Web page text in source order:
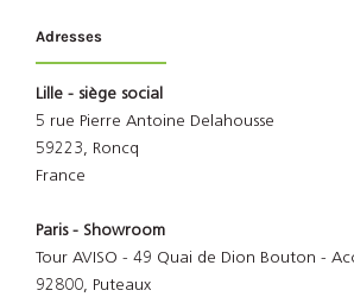
Adresses
Lille - siège social
5 rue Pierre Antoine Delahousse
59223, Roncq
France
Paris - Showroom
Tour AVISO - 49 Quai de Dion Bouton -
92800, Puteaux